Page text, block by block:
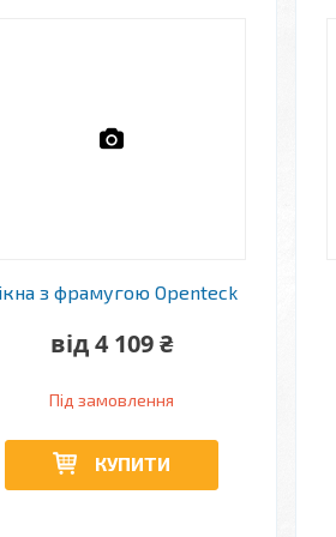
з фрамугою Openteck
від 4 109 ₴
Під замовлення
КУПИТИ